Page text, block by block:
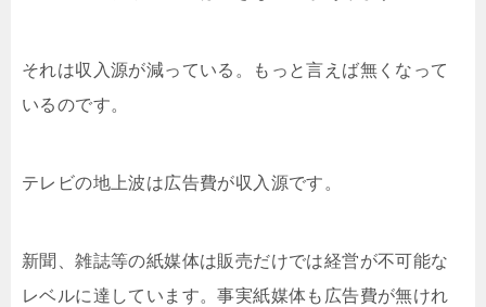
それは収入源が減っている。もっと言えば無くなって
いるのです。
テレビの地上波は広告費が収入源です。
新聞、雑誌等の紙媒体は販売だけでは経営が不可能な
レベルに達しています。事実紙媒体も広告費が無けれ